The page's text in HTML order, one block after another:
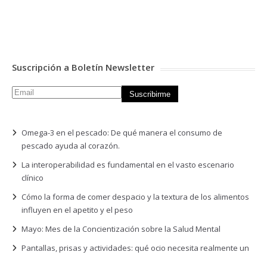
Suscripción a Boletín Newsletter
Omega-3 en el pescado: De qué manera el consumo de
pescado ayuda al corazón.
La interoperabilidad es fundamental en el vasto escenario
clínico
Cómo la forma de comer despacio y la textura de los alimentos
influyen en el apetito y el peso
Mayo: Mes de la Concientización sobre la Salud Mental
Pantallas, prisas y actividades: qué ocio necesita realmente un